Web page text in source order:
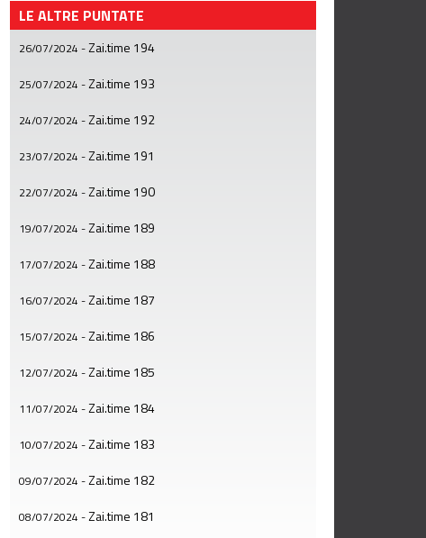
LE ALTRE PUNTATE
26/07/2024 -Zai.time 194
25/07/2024 -Zai.time 193
24/07/2024 -Zai.time 192
23/07/2024 -Zai.time 191
22/07/2024 -Zai.time 190
19/07/2024 -Zai.time 189
17/07/2024 -Zai.time 188
16/07/2024 -Zai.time 187
15/07/2024 -Zai.time 186
12/07/2024 -Zai.time 185
11/07/2024 -Zai.time 184
10/07/2024 -Zai.time 183
09/07/2024 -Zai.time 182
08/07/2024 -Zai.time 181